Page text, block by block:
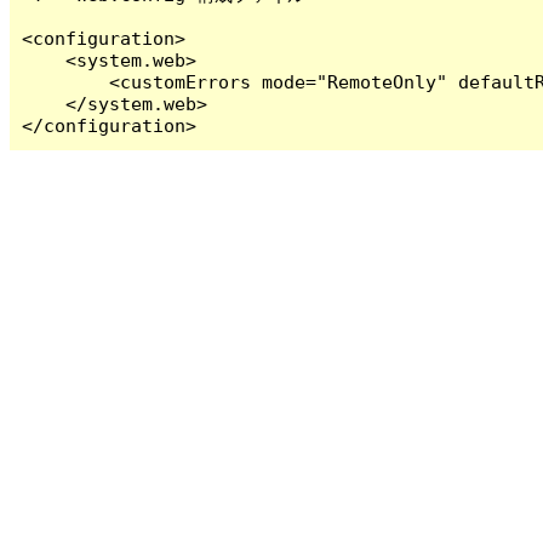
<configuration>
    <system.web>
<customErrors mode="RemoteOnly"
    </system.web>
</configuration>